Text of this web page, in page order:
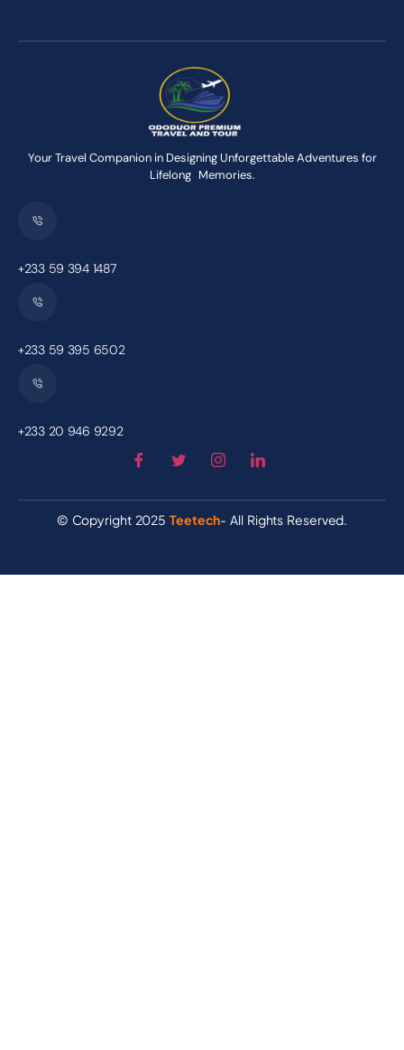
Your Travel Companion in Designing Unforgettable Adventures for
Lifelong Memories.
+233 59 394 1487
+233 59 395 6502
+233 20 946 9292
© Copyright 2025Teetech- All Rights Reserved.